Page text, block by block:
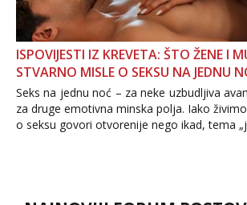
ISPOVIJESTI IZ KREVETA: ŠTO ŽENE I
STVARNO MISLE O SEKSU NA JEDNU
Seks na jednu noć – za neke uzbudljiva
za druge emotivna minska polja. Iako
o seksu govori otvorenije nego ikad, tema
dalje izaziva burne rasprave. Što